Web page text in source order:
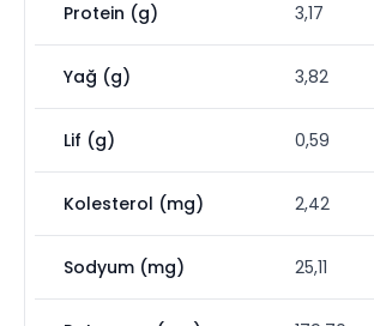
Protein (g) 3,17
Yağ (g) 3,82
Lif (g) 0,59
Kolesterol (mg) 2,42
Sodyum (mg) 25,11